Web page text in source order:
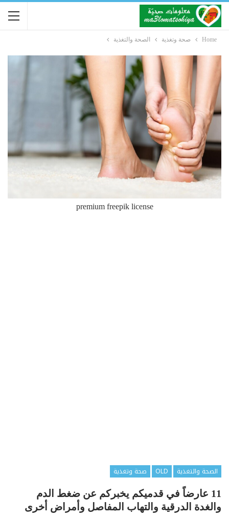
Home صحة وتغذية الصحة والتغذية
premium freepik license
الصحة والتغذية OLD
صحة وتغذية
11 عارضاً في قدميكم يخبركم عن ضغط الدم
والغدة الدرقية والتهاب المفاصل وأمراض أخرى